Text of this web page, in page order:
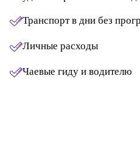
Транспорт в дни без
Личные расходы
Чаевые гиду и водителю